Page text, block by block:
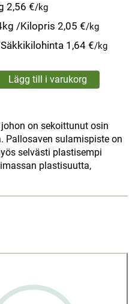
2,56 €/kg
/Kilopris 2,05 €/kg
1,64 €/kg
on sekoittunut osin
Pallosaven sulamispiste on
selvästi plastisempi
plastisuutta,